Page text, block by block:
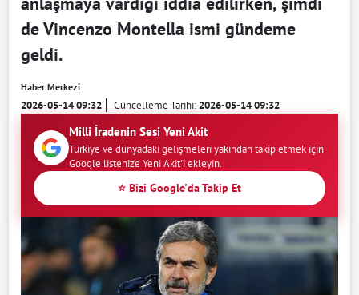
de Vincenzo Montella ismi gündeme
geldi.
Haber Merkezi
2026-05-14 09:32 Güncelleme Tarihi:2026-05-14 09:32
Milli İradenin Sesi Yeni Akit
Türkiye ve dünyadaki gelişmeleri yakından takip etmek için
Google listenize Yeni Akit'i ekleyin.
⭐ Bizi Google'da Takip Et